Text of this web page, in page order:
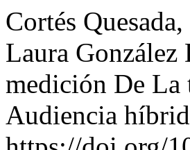
Cortés
Laura González
medición De La
Audiencia